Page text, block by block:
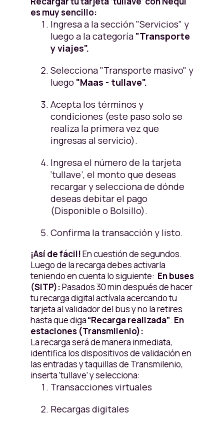
es muy sencillo:
Ingresa a la sección "Servicios" y
luego a la categoría "Transporte
y viajes".
Selecciona "Transporte masivo" y
luego "Maas - tullave".
Acepta los términos y
condiciones (este paso solo se
realiza la primera vez que
ingresas al servicio).
Ingresa el número de la tarjeta
‘tullave’, el monto que deseas
recargar y selecciona de dónde
deseas debitar el pago
(Disponible o Bolsillo).
Confirma la transacción y listo.
¡Así de fácil!En cuestión de segundos.
Luego de la recarga debes activarla
teniendo en cuenta lo siguiente: En buses
(SITP):Pasados 30 min después de hacer
tu recarga digital actívala acercando tu
tarjeta al validador del bus y no la retires
hasta que diga“Recarga realizada”. En
estaciones (Transmilenio):
La recarga será de manera inmediata,
identifica los dispositivos de validación en
las entradas y taquillas de Transmilenio,
inserta ‘tullave’ y selecciona:
Transacciones virtuales
Recargas digitales